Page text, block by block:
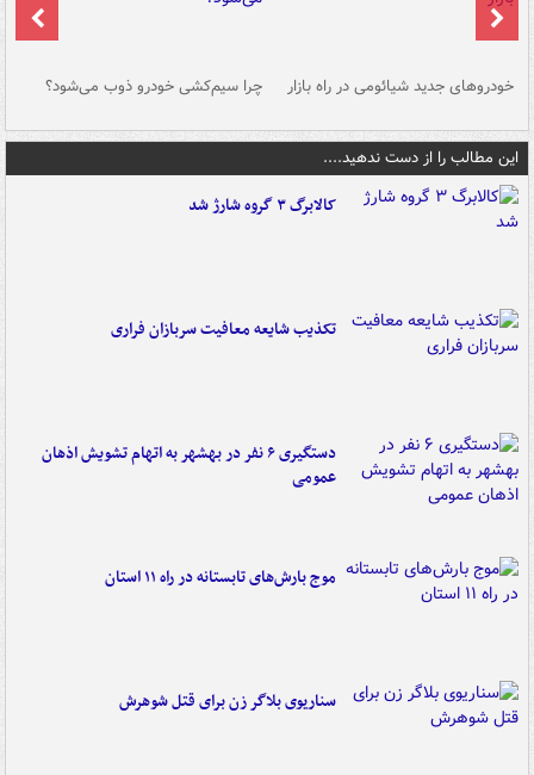
خودروهای جدید شیائومی در راه بازار چرا سیم‌کشی خودرو ذوب می‌شود؟
این مطالب را از دست ندهید....
کالابرگ ۳ گروه شارژ شد
تکذیب شایعه معافیت سربازان فراری
دستگیری ۶ نفر در بهشهر به اتهام تشویش اذهان
عمومی
موج بارش‌های تابستانه در راه ۱۱ استان
سناریوی بلاگر زن برای قتل شوهرش